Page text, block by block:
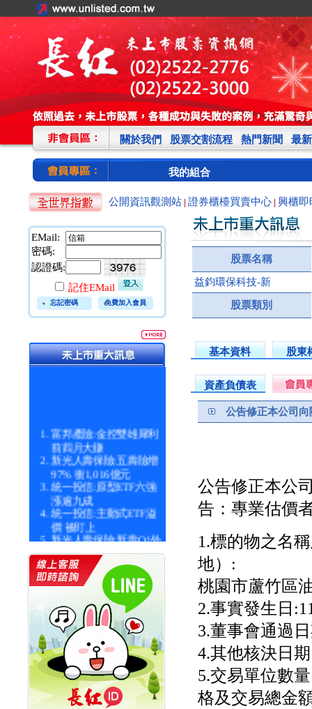
關於我們 股票交割流程 熱門新聞 最
我的組合
公開資訊觀測站 證券櫃檯買賣中心 興櫃即
EMail:
密碼:
認證碼:
記住EMail
忘記密碼 免費加入會員
前四月大賺
新光人壽保險:五壽險增
97% 衝1,016億元
統一投信:原型ETF六強
漲逾九成
統一投信:主動式ETF溢
價 被盯上
新光人壽保險:新壽Q1外
價金將達996億
宇辰系統科技:宇辰業績
創新高 啟動興櫃轉上櫃
計畫
明緯企業:明緯永續科技
競賽 以電源驅動善的力
量
秀育企業:秀育SHO-U儲
能系統 獲國內首張CNS
認證
聯博投信:聯博00404A
從容擁抱台股主流
華旭先進:代重要子公司
股票名稱
益鈞環保科技-新
股票類別
基本資料 股東
資產負債表
公告修正本公司
公告修正本公
告：專業估價
1.標的物之名
地）:
桃園市蘆竹區
2.事實發生日
3.董事會通過
4.其他核決日
5.交易單位數
格及交易總金